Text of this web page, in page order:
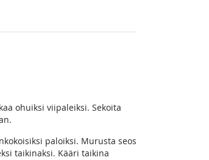
ohuiksi viipaleiksi. Sekoita
paloiksi. Murusta seos
taikinaksi. Kääri taikina